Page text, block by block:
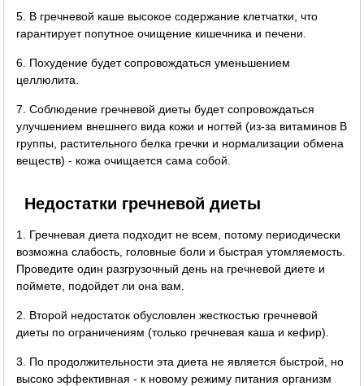
5. В гречневой каше высокое содержание клетчатки, что
гарантирует попутное очищение кишечника и печени.
6. Похудение будет сопровождаться уменьшением
целлюлита.
7. Соблюдение гречневой диеты будет сопровождаться
улучшением внешнего вида кожи и ногтей (из-за витаминов B
группы, растительного белка гречки и нормализации обмена
веществ) - кожа очищается сама собой.
Недостатки гречневой диеты
1. Гречневая диета подходит не всем, потому периодически
возможна слабость, головные боли и быстрая утомляемость.
Проведите один разгрузочный день на гречневой диете и
поймете, подойдет ли она вам.
2. Второй недостаток обусловлен жесткостью гречневой
диеты по ограничениям (только гречневая каша и кефир).
3. По продолжительности эта диета не является быстрой, но
высоко эффективная - к новому режиму питания организм